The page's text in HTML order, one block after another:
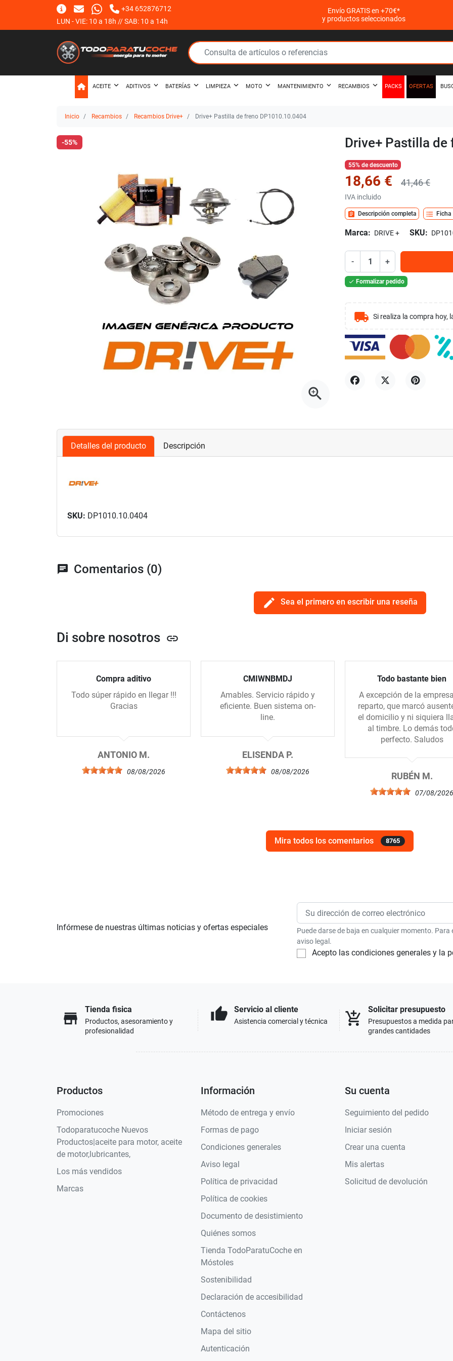
+34 652876712
LUN - VIE: 10 a 18h // SAB: 10 a 14h
Envío GRATIS en +70€*
y productos seleccionados
ACEITE ADITIVOS BATERÍAS LIMPIEZA MOTO MANTENIMIENTO RECAMBIOS PACKS OFERTAS
Inicio Recambios Recambios Drive+ Drive+ Pastilla de freno DP1010.10.0404
-55%
zoom_in
Drive+ Pastilla
55% de descuento
18,66 € 41,46 €
IVA incluido
assignment Descripción completa format_list_bulleted Ficha
Marca: DRIVE + SKU:
- +
 Formalizar pedido
local_shipping Si realiza la compra hoy,
Detalles del producto Descripción
SKU: DP1010.10.0404
chat Comentarios (0)
edit Sea el primero en escribir una reseña
Di sobre nosotros link
Compra aditivo
Todo súper rápido en llegar !!!
Gracias
ANTONIO M.
08/08/2026
CMIWNBMDJ
Amables. Servicio rápido y
eficiente. Buen sistema on-
line.
ELISENDA P.
08/08/2026
Todo bastante bien
A excepción de la
reparto, que marcó
el domicilio y ni siquiera
al timbre. Lo demás
perfecto. Saludos
RUBÉN M.
07/08/2026
Mira todos los comentarios 8765
Infórmese de nuestras últimas noticias y ofertas especiales
Puede darse de baja en cualquier momento.
aviso legal.
Acepto las condiciones generales y la
store
Tienda fisica
Productos, asesoramiento y
profesionalidad
thumb_up Servicio al cliente
Asistencia comercial y técnica add_shopping_cart
Solicitar presupuesto
Presupuestos a medida
grandes cantidades
Productos
Promociones
Todoparatucoche Nuevos
Productos|aceite para motor, aceite
de motor,lubricantes,
Los más vendidos
Marcas
Información
Método de entrega y envío
Formas de pago
Condiciones generales
Aviso legal
Política de privacidad
Política de cookies
Documento de desistimiento
Quiénes somos
Tienda TodoParatuCoche en
Móstoles
Sostenibilidad
Declaración de accesibilidad
Contáctenos
Mapa del sitio
Autenticación
Su cuenta
Seguimiento del pedido
Iniciar sesión
Crear una cuenta
Mis alertas
Solicitud de devolución